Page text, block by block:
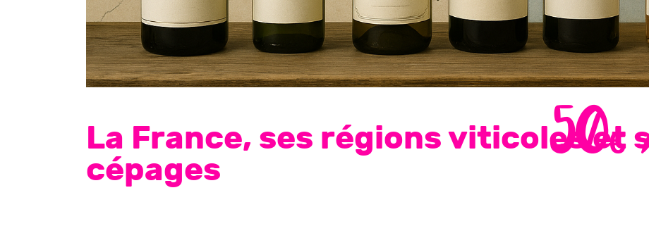
La France, ses régions viticoles et
cépages
50€